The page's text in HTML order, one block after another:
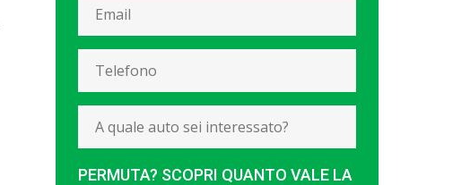
PERMUTA? SCOPRI QUANTO VALE LA